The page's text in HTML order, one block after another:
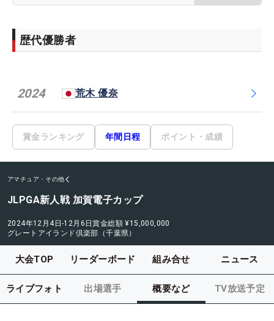
歴代優勝者
2024 荒木 優奈
賞金ランキング 年間日程 ポイント・成績
アマチュア・その他
JLPGA新人戦 加賀電子カップ
2024年12月4日-12月6日賞金総額 ¥15,000,000
グレートアイランド倶楽部（千葉県）
大会TOP リーダーボード 組み合せ ニュース
ライブフォト 出場選手 概要など TV放送予定